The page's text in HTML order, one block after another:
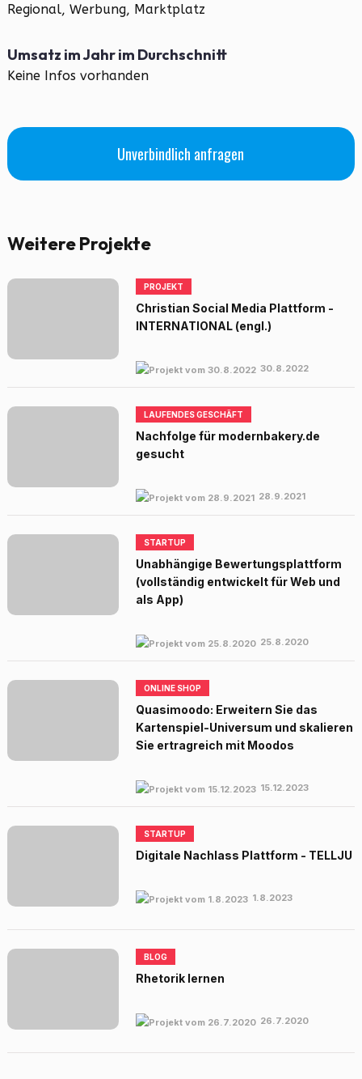
Regional, Werbung, Marktplatz
Umsatz im Jahr im Durchschnitt
Keine Infos vorhanden
Unverbindlich anfragen
Weitere Projekte
PROJEKT
Christian Social Media Plattform -
INTERNATIONAL (engl.)
30.8.2022
LAUFENDES GESCHÄFT
Nachfolge für modernbakery.de
gesucht
28.9.2021
STARTUP
Unabhängige Bewertungsplattform
(vollständig entwickelt für Web und
als App)
25.8.2020
ONLINE SHOP
Quasimoodo: Erweitern Sie das
Kartenspiel-Universum und skalieren
Sie ertragreich mit Moodos
15.12.2023
STARTUP
Digitale Nachlass Plattform - TELLJU
1.8.2023
BLOG
Rhetorik lernen
26.7.2020